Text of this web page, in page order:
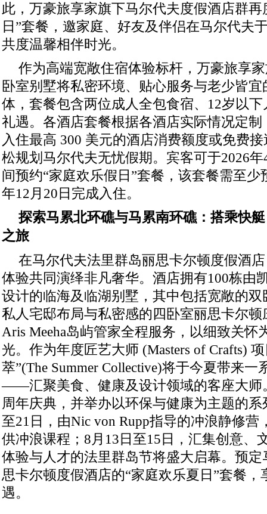
此，万豪旅享家旗下马尔代夫度假酒店群再
日”套餐，邀家庭、好友及伴侣在马尔代夫
共度温馨相伴时光。
作为高端宽敞住宿体验标杆，万豪旅享
卧室别墅将私密环境、贴心服务与老少皆
体，套餐包含两位成人全包食宿、12岁以
礼遇。各酒店套餐根据各酒店实际情况定
入住最高 300 美元的酒店消费额度或免费
松规划马尔代夫无忧假期。宾客可于2026
间预约“家庭欢乐假日”套餐，该套餐需至少
年12月20日完成入住。
探索马累北环礁与马累南环礁：搭乘快
之旅
在马尔代夫法里群岛丽思卡尔顿度假酒
体验共同演绎非凡奢华。酒店拥有100栋由
设计的临海及临湖别墅，其中包括宽敞的
私人宅邸布局与私密感的四卧室丽思卡尔
Aris Meeha岛屿管家全程服务，以细致关怀
光。作为年度匠艺大师 (Masters of Crafts)
萃”(The Summer Collective)将于今夏带来
——汇聚美食、健康及设计领域的客座大师
周年庆典，并举办以环保与健康为主题的
至21日，由Nic von Rupp指导的冲浪静修营
供冲浪课程；8月13日至15日，汇集创意、
体验与人才的法里群岛节将盛大启幕。预
思卡尔顿度假酒店的“家庭欢乐夏日”套餐
遇。